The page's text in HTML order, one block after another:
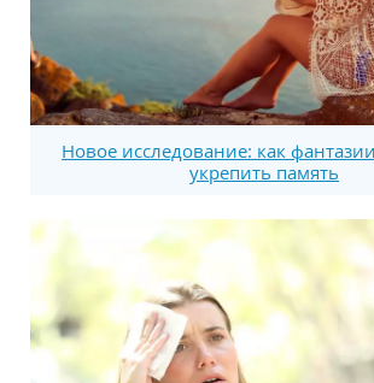
Новое исследование: как
укрепить память